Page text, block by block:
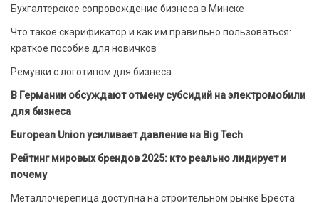
Бухгалтерское сопровождение бизнеса в Минске
Что такое скарификатор и как им правильно пользоваться:
краткое пособие для новичков
Ремувки с логотипом для бизнеса
В Германии обсуждают отмену субсидий на электромобили
для бизнеса
European Union усиливает давление на Big Tech
Рейтинг мировых брендов 2025: кто реально лидирует и
почему
Металлочерепица доступна на строительном рынке Бреста